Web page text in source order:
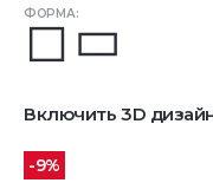
ФОРМА:
Включить 3D
-9%